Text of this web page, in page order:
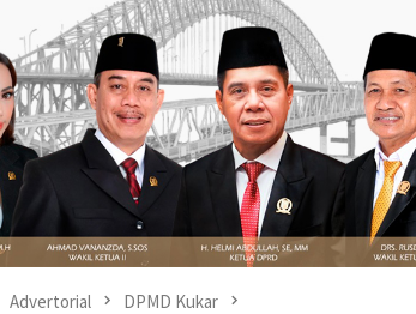
Advertorial DPMD Kukar